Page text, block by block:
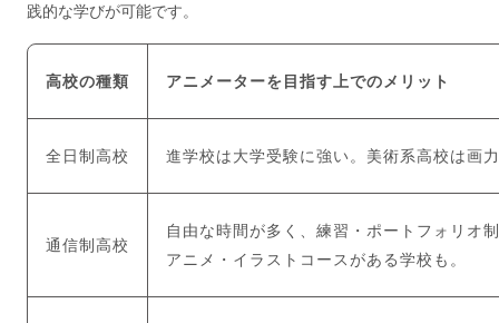
践的な学びが可能です。
高校の種類 アニメーターを目指す上でのメリット
全日制高校 進学校は大学受験に強い。美術系高校は画
通信制高校
自由な時間が多く、練習・ポートフォリオ
アニメ・イラストコースがある学校も。